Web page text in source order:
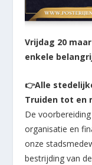
Vrijdag 20
enkele
👉Alle
Truiden tot en
De
organisatie en
onze
bestrijding van